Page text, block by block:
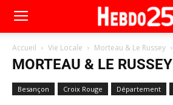
Accueil Vie Locale Morteau & Le Russey
MORTEAU & LE RUSSEY
Besançon Croix Rouge Département